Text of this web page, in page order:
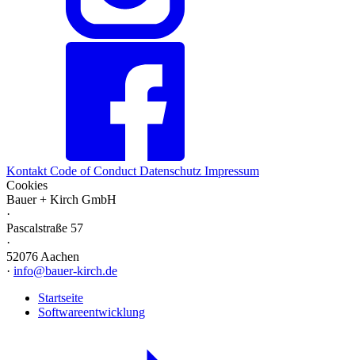
Kontakt Code of Conduct Datenschutz Impressum
Cookies
Bauer + Kirch GmbH
·
Pascalstraße 57
·
52076 Aachen
· info@bauer-kirch.de
Startseite
Softwareentwicklung